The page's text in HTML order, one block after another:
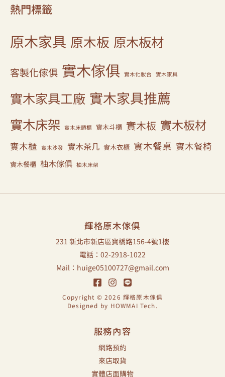
熱門標籤
原木家具 原木板 原木板材
客製化傢俱 實木傢俱 實木化妝台 實木家具
實木家具工廠 實木家具推薦
實木床架 實木床頭櫃 實木斗櫃 實木板 實木板材
實木櫃 實木沙發 實木茶几 實木衣櫃 實木餐桌 實木餐椅
實木餐櫃 柚木傢俱 柚木床架
輝格原木傢俱
231 新北市新店區寶橋路156-4號1樓
電話：02-2918-1022
Mail：huige05100727@gmail.com
Copyright © 2026 輝格原木傢俱
Designed by HOWMAI Tech.
服務內容
網路預約
來店取貨
實體店面購物